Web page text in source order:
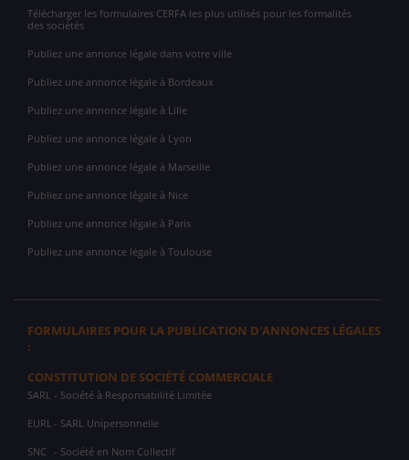
Télécharger les formulaires CERFA les plus utilisés pour les formalités
des sociétés
Publiez une annonce légale dans votre ville
Publiez une annonce légale à Bordeaux
Publiez une annonce légale à Lille
Publiez une annonce légale à Lyon
Publiez une annonce légale à Marseille
Publiez une annonce légale à Nice
Publiez une annonce légale à Paris
Publiez une annonce légale à Toulouse
FORMULAIRES POUR LA PUBLICATION D'ANNONCES LÉGALES
:
CONSTITUTION DE SOCIÉTÉ COMMERCIALE
SARL - Société à Responsabilité Limitée
EURL - SARL Unipersonnelle
SNC - Société en Nom Collectif